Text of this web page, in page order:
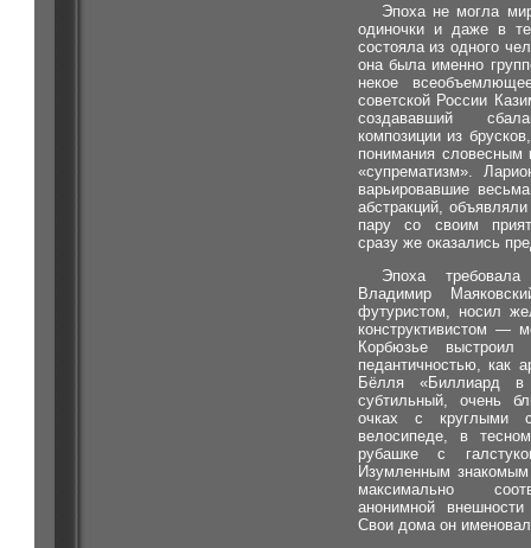
Эпоха не могла
одиночки и даже в
состояла из одного
она была именно
некое
советской России
создававший
композиции из
понимания словесным
«супрематизм».
варьировавшие
абстракций,
пару со своим
сразу же оказались
Эпоха
Владимир
футуристом, носил
конструктивистом —
Корбюзье
педантичностью, как
Бёлля «Биллиард в
субтильный, очень
очках с круглыми
велосипеде, в
рубашке с
Изумленным
максимально
анонимной
Свои дома он